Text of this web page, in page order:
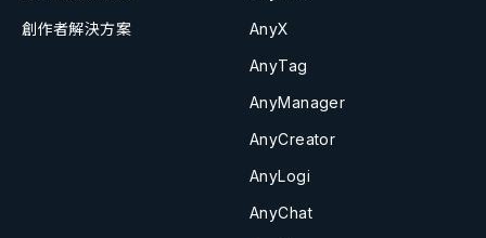
創作者解決方案
AnyX
AnyTag
AnyManager
AnyCreator
AnyLogi
AnyChat